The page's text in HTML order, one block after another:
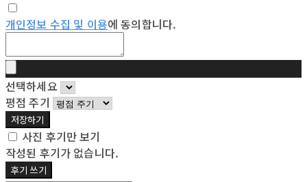
개인정보 수집 및 이용에 동의합니다.
선택하세요
평점 주기
저장하기
사진 후기만 보기
작성된 후기가 없습니다.
후기 쓰기